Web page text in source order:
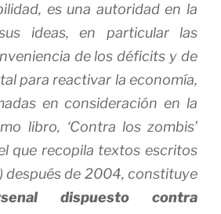
es una autoridad en la
ideas, en particular las
de los déficits y de
para reactivar la economía,
en consideración en la
libro, ‘Contra los zombis’
que recopila textos escritos
después de 2004, constituye
dispuesto contra